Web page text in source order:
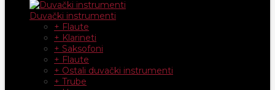
Duvački instrumenti
+ Flaute
+ Klarineti
+ Saksofoni
+ Flaute
+ Ostali duvački instrumenti
+ Trube